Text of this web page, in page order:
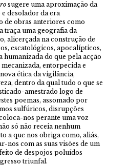
sugere uma aproximação da
desolador da era
de obras anteriores como
traça uma geografia da
alicerçada na construção de
escatológicos, apocalípticos,
humanizada do que pela acção
mecanizada, entorpecida e
ética da vigilância,
dentro da qual tudo o que se
amestrado logo de
poemas, assomado por
sulfúricos, disrupções
nos perante uma voz
só não receia nenhum
a que nos obriga como, aliás,
nos com as suas visões de um
de despojos poluídos
triunfal.